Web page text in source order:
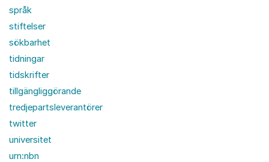
språk
stiftelser
sökbarhet
tidningar
tidskrifter
tillgängliggörande
tredjepartsleverantörer
twitter
universitet
urn:nbn